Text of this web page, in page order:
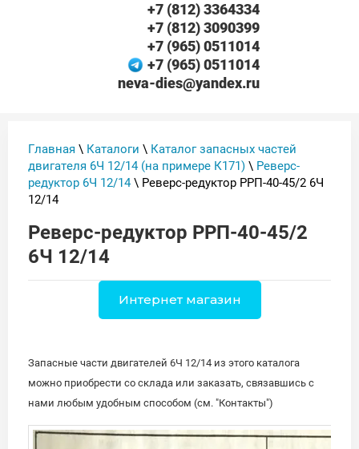
+7 (812) 3364334
+7 (812) 3090399
+7 (965) 0511014
+7 (965) 0511014
neva-dies@yandex.ru
Главная \ Каталоги \ Каталог запасных частей
двигателя 6Ч 12/14 (на примере К171) \ Реверс-
редуктор 6Ч 12/14\ Реверс-редуктор РРП-40-45/2 6Ч
12/14
Реверс-редуктор РРП-40-45/2
6Ч 12/14
Интернет магазин
Запасные части двигателей 6Ч 12/14 из этого каталога
можно приобрести со склада или заказать, связавшись с
нами любым удобным способом (см. "Контакты")